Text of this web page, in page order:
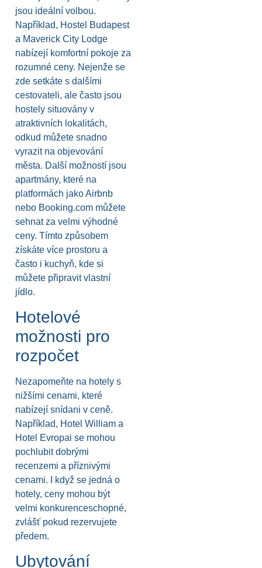
jsou ideální volbou.
Například, Hostel Budapest
a Maverick City Lodge
nabízejí komfortní pokoje za
rozumné ceny. Nejenže se
zde setkáte s dalšími
cestovateli, ale často jsou
hostely situovány v
atraktivních lokalitách,
odkud můžete snadno
vyrazit na objevování
města. Další možností jsou
apartmány, které na
platformách jako Airbnb
nebo Booking.com můžete
sehnat za velmi výhodné
ceny. Tímto způsobem
získáte více prostoru a
často i kuchyň, kde si
můžete připravit vlastní
jídlo.
Hotelové
možnosti pro
rozpočet
Nezapomeňte na hotely s
nižšími cenami, které
nabízejí snídani v ceně.
Například, Hotel William a
Hotel Evropai se mohou
pochlubit dobrými
recenzemi a příznivými
cenami. I když se jedná o
hotely, ceny mohou být
velmi konkurenceschopné,
zvlášť pokud rezervujete
předem.
Ubytování